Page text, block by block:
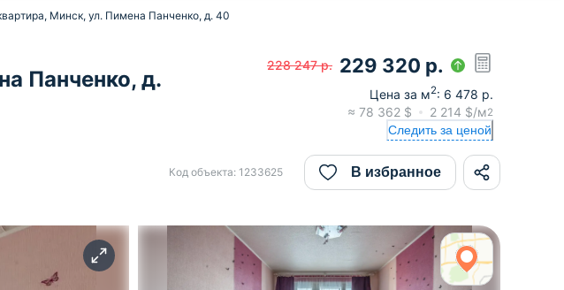
Минск, ул. Пимена Панченко, д. 40
Панченко, д.
228 247 р. 229 320 р.
Цена за м2: 6 478 р.
≈ 78 362 $ 2 214 $/м2
Следить за ценой
Код объекта: 1233625 В избранное